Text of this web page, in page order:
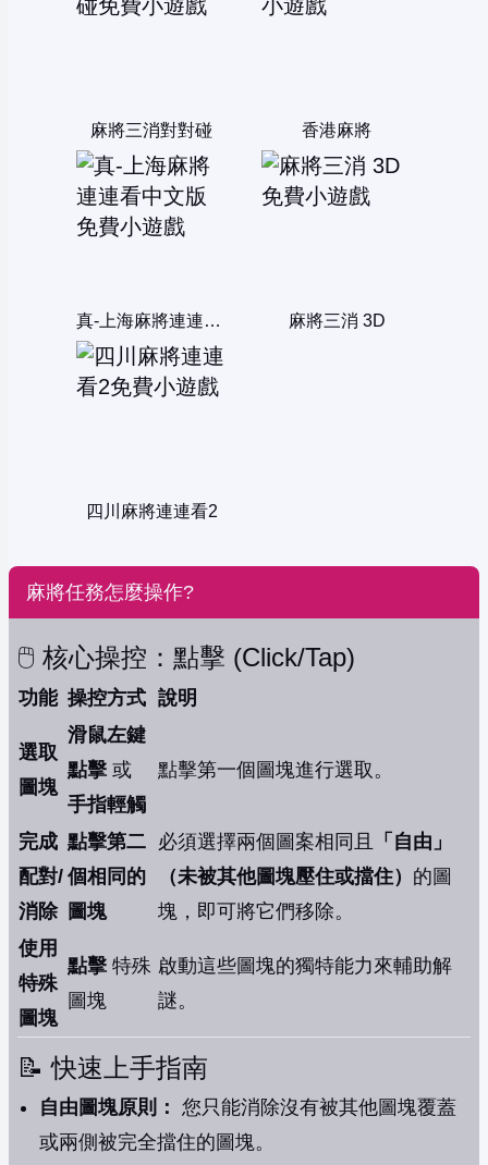
麻將三消對對碰 香港麻將
真-上海麻將連連看中文版 麻將三消 3D
四川麻將連連看2
麻將任務怎麼操作?
🖱️ 核心操控：點擊 (Click/Tap)
功能 操控方式 說明
選取
圖塊
滑鼠左鍵
點擊 或
手指輕觸
點擊第一個圖塊進行選取。
完成
配對/
消除
點擊第二
個相同的
圖塊
必須選擇兩個圖案相同且
「自由」
（未被其他圖塊壓住或擋住） 的圖
塊，即可將它們移除。
使用
特殊
圖塊
點擊 特殊
圖塊
啟動這些圖塊的獨特能力來輔助解
謎。
📝 快速上手指南
自由圖塊原則： 您只能消除沒有被其他圖塊覆蓋
或兩側被完全擋住的圖塊。